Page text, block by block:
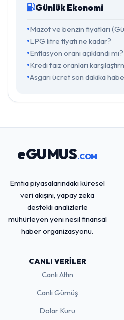
Günlük Ekonomi
Mazot ve benzin fiyatları
LPG litre fiyatı ne kadar?
Enflasyon oranı açıklandı mı?
Kredi faiz oranları
Asgari ücret son dakika
eGUMUS.COM
Emtia piyasalarındaki küresel
veri akışını, yapay zeka
destekli analizlerle
mühürleyen yeni nesil finansal
haber organizasyonu.
CANLI VERILER
Canlı Altın
Canlı Gümüş
Dolar Kuru